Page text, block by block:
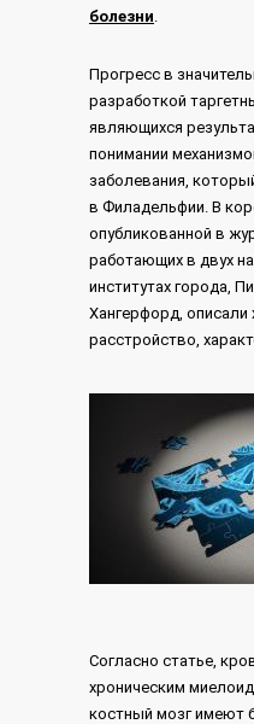
болезни.
Прогресс в
разработкой
являющихся
понимании
заболевания,
в Филадельфии. В
опубликованной в
работающих в двух
институтах города,
Хангерфорд,
расстройство,
Согласно статье,
хроническим
костный мозг имеют